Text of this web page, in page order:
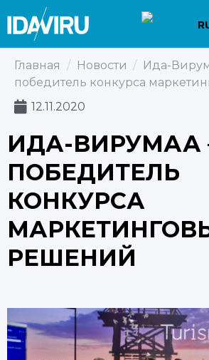
Главная / Новости / Ида-
победитель конкурса
12.11.2020
ИДА-ВИРУМАА
ПОБЕДИТЕЛЬ
КОНКУРСА
РЕШЕНИЙ